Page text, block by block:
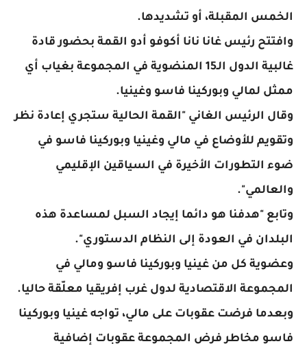
الخمس المقبلة، أو تشديدها.
وافتتح رئيس غانا نانا أكوفو أدو القمة بحضور قادة
غالبية الدول الـ15 المنضوية في المجموعة بغياب أي
ممثل لمالي وبوركينا فاسو وغينيا.
وقال الرئيس الغاني "القمة الحالية ستجري إعادة نظر
وتقويم للأوضاع في مالي وغينيا وبوركينا فاسو في
ضوء التطورات الأخيرة في السياقين الإقليمي
والعالمي".
وتابع "هدفنا هو دائما إيجاد السبل لمساعدة هذه
البلدان في العودة إلى النظام الدستوري".
وعضوية كل من غينيا وبوركينا فاسو ومالي في
المجموعة الاقتصادية لدول غرب إفريقيا معلّقة حاليا.
وبعدما فرضت عقوبات على مالي، تواجه غينيا وبوركينا
فاسو مخاطر فرض المجموعة عقوبات إضافية